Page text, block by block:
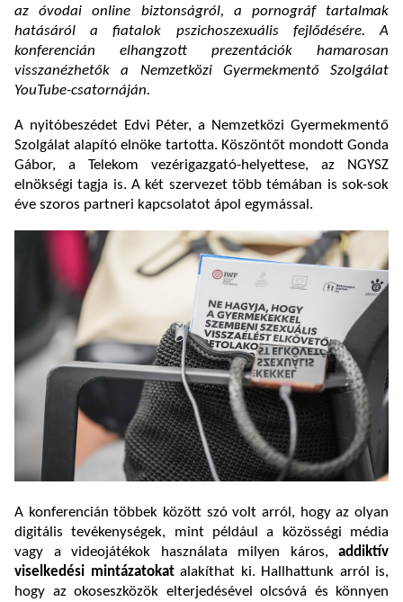
az óvodai online biztonságról, a pornográf tartalmak
hatásáról a fiatalok pszichoszexuális fejlődésére. A
konferencián elhangzott prezentációk hamarosan
visszanézhetők a Nemzetközi Gyermekmentő Szolgálat
YouTube-csatornáján.
A nyitóbeszédet Edvi Péter, a Nemzetközi Gyermekmentő
Szolgálat alapító elnöke tartotta. Köszöntőt mondott Gonda
Gábor, a Telekom vezérigazgató-helyettese, az NGYSZ
elnökségi tagja is. A két szervezet több témában is sok-sok
éve szoros partneri kapcsolatot ápol egymással.
A konferencián többek között szó volt arról, hogy az olyan
digitális tevékenységek, mint például a közösségi média
vagy a videojátékok használata milyen káros, addiktív
viselkedési mintázatokat alakíthat ki. Hallhattunk arról is,
hogy az okoseszközök elterjedésével olcsóvá és könnyen